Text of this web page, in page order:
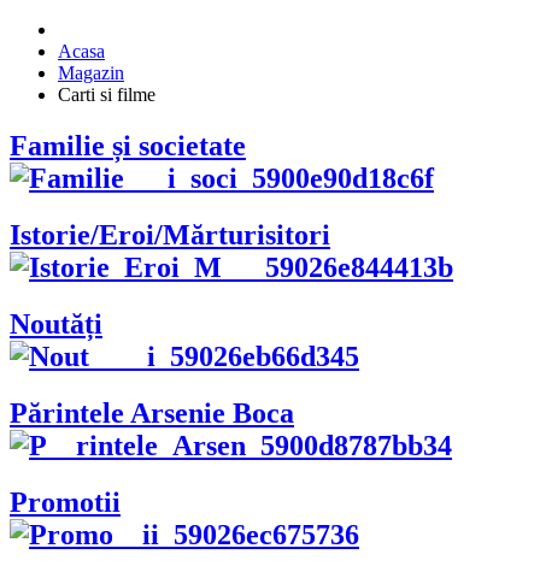
Acasa
Magazin
Carti si filme
Familie și societate
Istorie/Eroi/Mărturisitori
Noutăți
Părintele Arsenie Boca
Promotii